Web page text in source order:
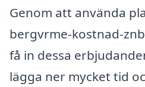
Genom att använda
bergvrme-kostnad-
få in dessa
lägga ner mycket tid